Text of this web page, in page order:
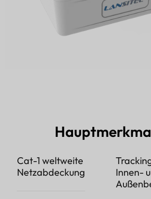
Cat-1 weltweite
Netzabdeckung
Innen-